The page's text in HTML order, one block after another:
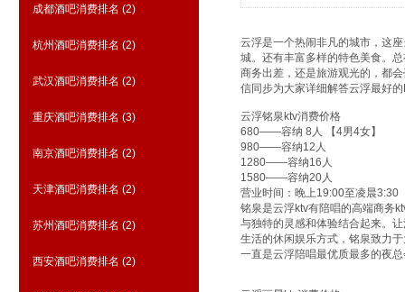
成都酒吧消费排名 (2)
杭州酒吧消费排名 (2)
武汉酒吧消费排名 (2)
重庆酒吧消费排名 (3)
南京酒吧消费排名 (2)
天津酒吧消费排名 (2)
苏州酒吧消费排名 (2)
西安酒吧消费排名 (2)
云浮是一个热闹非凡的城市，这
城。还有丰富多样的特色美食。
商务出差，还是旅游观光的，都
信同步为大家详细解答云浮最好
云浮铭泉ktv消费价格
680——容纳 8人 【4男4女】
980——容纳12人
1280——容纳16人
1580——容纳20人
营业时间：晚上19:00至凌晨3:30
铭泉是云浮ktv有陪唱的高端商务
与独特的灵感和体验结合起来。
生活的休闲娱乐方式，铭泉致力
一直是云浮陪唱最优质最多的夜